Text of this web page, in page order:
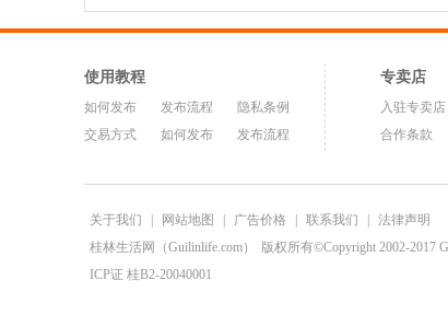
使用教程
如何发布 发布流程
隐私条例
交易方式
如何发布 发布流程
专卖店
入驻专卖店
合作条款
关于我们 网站地图 广告价格 联系我们
法律声明
桂林生活网（Guilinlife.com）
版权所有©Copyright 2002-2017
ICP证 桂B2-20040001